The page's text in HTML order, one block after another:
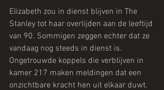
Elizabeth zou in dienst blijven in The
Stanley tot haar overlijden aan de leeftijd
van 90. Sommigen zeggen echter dat ze
vandaag nog steeds in dienst is.
Ongetrouwde koppels die verblijven in
kamer 217 maken meldingen dat een
onzichtbare kracht hen uit elkaar duwt.